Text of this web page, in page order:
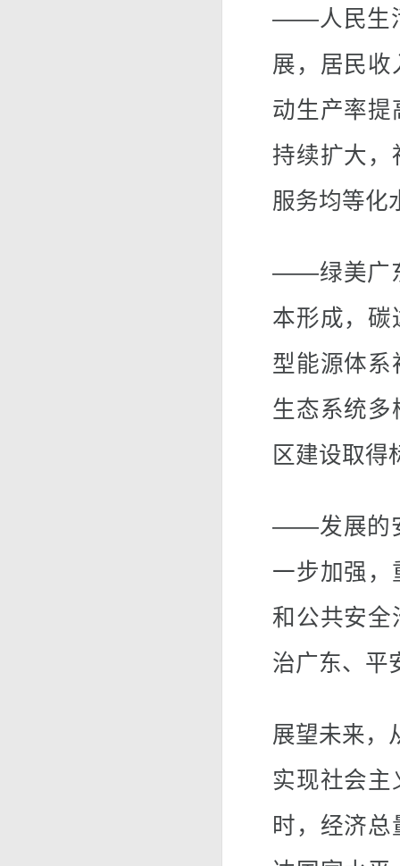
——人民生
展，居民
动生产率提
持续扩大，
服务均等化
——绿美广
本形成，碳
型能源体系
生态系统多
区建设取得
——发展的
一步加强，
和公共安全
治广东、平
展望未来，
实现社会主
时，经济